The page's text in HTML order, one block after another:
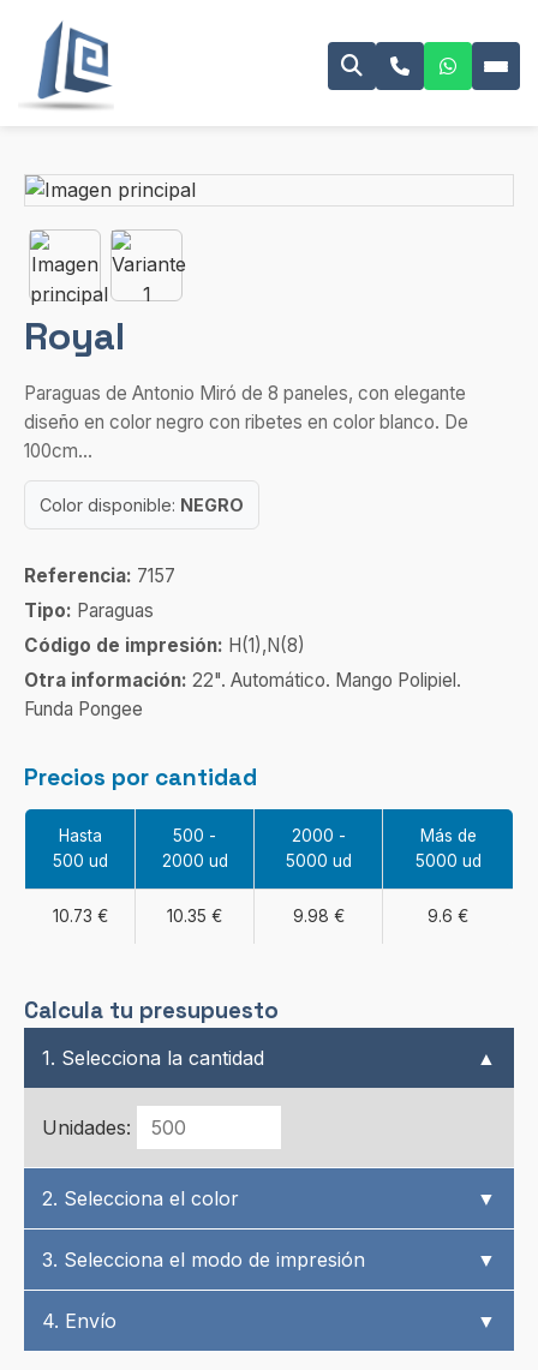
Royal
Paraguas de Antonio Miró de 8 paneles, con elegante
diseño en color negro con ribetes en color blanco. De
100cm...
Color disponible: NEGRO
Referencia: 7157
Tipo: Paraguas
Código de impresión: H(1),N(8)
Otra información: 22". Automático. Mango Polipiel.
Funda Pongee
Precios por cantidad
Hasta
500 ud
500 -
2000 ud
2000 -
5000 ud
Más de
5000 ud
10.73 € 10.35 € 9.98 € 9.6 €
Calcula tu presupuesto
1. Selecciona la cantidad ▲
Unidades:
2. Selecciona el color ▼
3. Selecciona el modo de impresión ▼
4. Envío ▼